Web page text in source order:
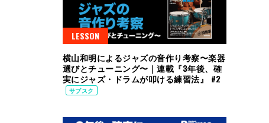
LESSON
横山和明によるジャズの音作り考察〜楽器
選びとチューニング〜｜連載『3年後、確
実にジャズ・ドラムが叩ける練習法』 #2
サブスク